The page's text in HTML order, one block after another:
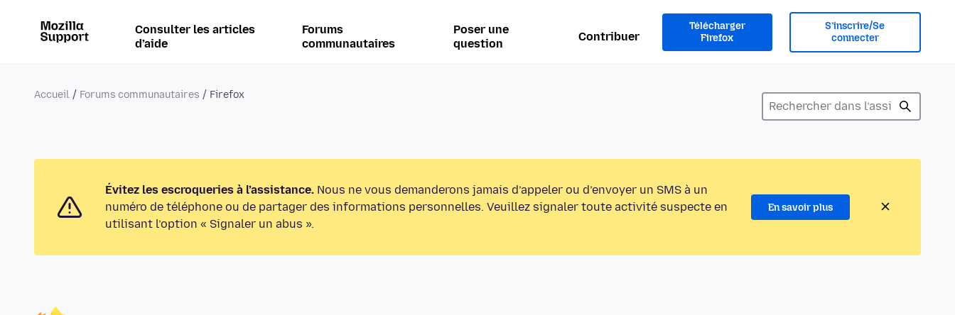
Consulter les articles
d’aide
Forums
communautaires
Poser une
question
Contribuer
Télécharger
Firefox
S’inscrire/Se
connecter
Accueil Forums communautaires Firefox
Évitez les escroqueries à l’assistance. Nous ne vous demanderons jamais d’appeler ou d’envoyer un SMS à un
numéro de téléphone ou de partager des informations personnelles. Veuillez signaler toute activité suspecte en
utilisant l’option « Signaler un abus ».
En savoir plus